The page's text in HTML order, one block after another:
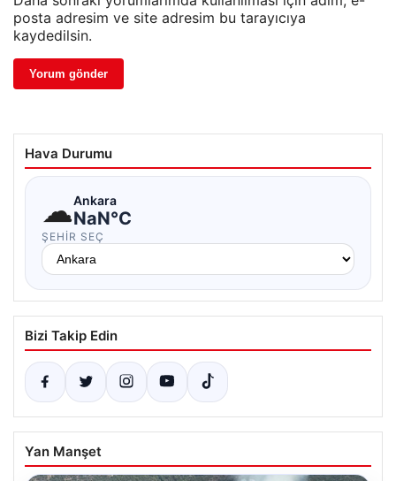
posta adresim ve site adresim bu tarayıcıya
kaydedilsin.
Hava Durumu
☁Ankara
NaN°C
ŞEHIR SEÇ
Bizi Takip Edin
Yan Manşet